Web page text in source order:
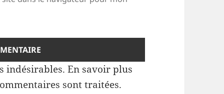
indésirables.En savoir plus
sont traitées.